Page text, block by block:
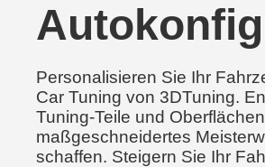
Personalisieren Sie Ihr
Car Tuning von 3DTuning.
Tuning-Teile und
maßgeschneidertes
schaffen. Steigern Sie Ihr